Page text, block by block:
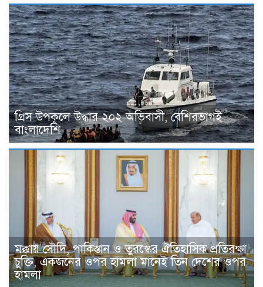
গ্রিস উপকূলে উদ্ধার ২০২ অভিবাসী, বেশিরভাগই
বাংলাদেশি
মক্কায় সৌদি, পাকিস্তান ও তুরস্কের ঐতিহাসিক প্রতিরক্ষা
চুক্তি, একজনের ওপর হামলা মানেই তিন দেশের ওপর
হামলা